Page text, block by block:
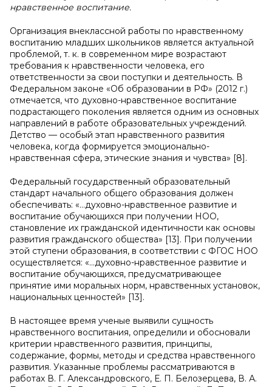
нравственное воспитание.
Организация внеклассной работы по нравственному
воспитанию младших школьников является актуальной
проблемой, т. к. в современном мире возрастают
требования к нравственности человека, его
ответственности за свои поступки и деятельность. В
Федеральном законе «Об образовании в РФ» (2012 г.)
отмечается, что духовно-нравственное воспитание
подрастающего поколения является одним из основных
направлений в работе образовательных учреждений.
Детство — особый этап нравственного развития
человека, когда формируется эмоционально-
нравственная сфера, этические знания и чувства» [8].
Федеральный государственный образовательный
стандарт начального общего образования должен
обеспечивать: «…духовно-нравственное развитие и
воспитание обучающихся при получении НОО,
становление их гражданской идентичности как основы
развития гражданского общества» [13]. При получении
этой ступени образования, в соответствии с ФГОС НОО
осуществляется: «…духовно-нравственное развитие и
воспитание обучающихся, предусматривающее
принятие ими моральных норм, нравственных установок,
национальных ценностей» [13].
В настоящее время ученые выявили сущность
нравственного воспитания, определили и обосновали
критерии нравственного развития, принципы,
содержание, формы, методы и средства нравственного
развития. Указанные проблемы рассматриваются в
работах В. Г. Александровского, Е. П. Белозерцева, В. А.